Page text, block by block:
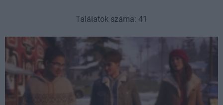
Találatok száma: 41